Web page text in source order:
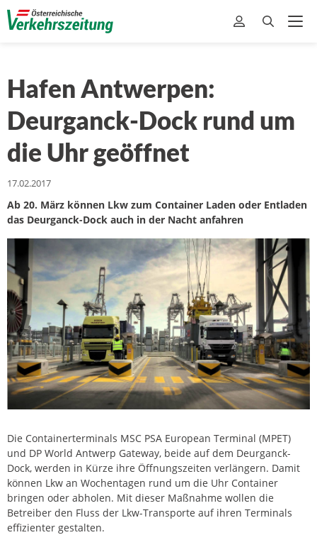
Hafen Antwerpen:
Deurganck-Dock rund um
die Uhr geöffnet
17.02.2017
Ab 20. März können Lkw zum Container Laden oder Entladen
das Deurganck-Dock auch in der Nacht anfahren
Die Containerterminals MSC PSA European Terminal (MPET)
und DP World Antwerp Gateway, beide auf dem Deurganck-
Dock, werden in Kürze ihre Öffnungszeiten verlängern. Damit
können Lkw an Wochentagen rund um die Uhr Container
bringen oder abholen. Mit dieser Maßnahme wollen die
Betreiber den Fluss der Lkw-Transporte auf ihren Terminals
effizienter gestalten.